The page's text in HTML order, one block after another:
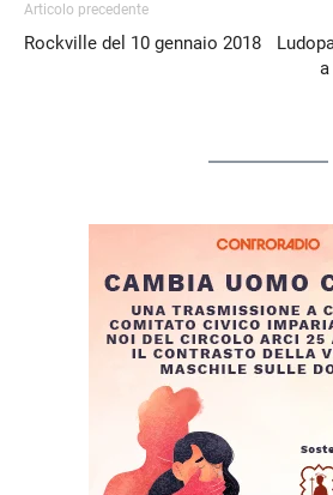
Articolo precedente
Rockville del 10 gennaio 2018